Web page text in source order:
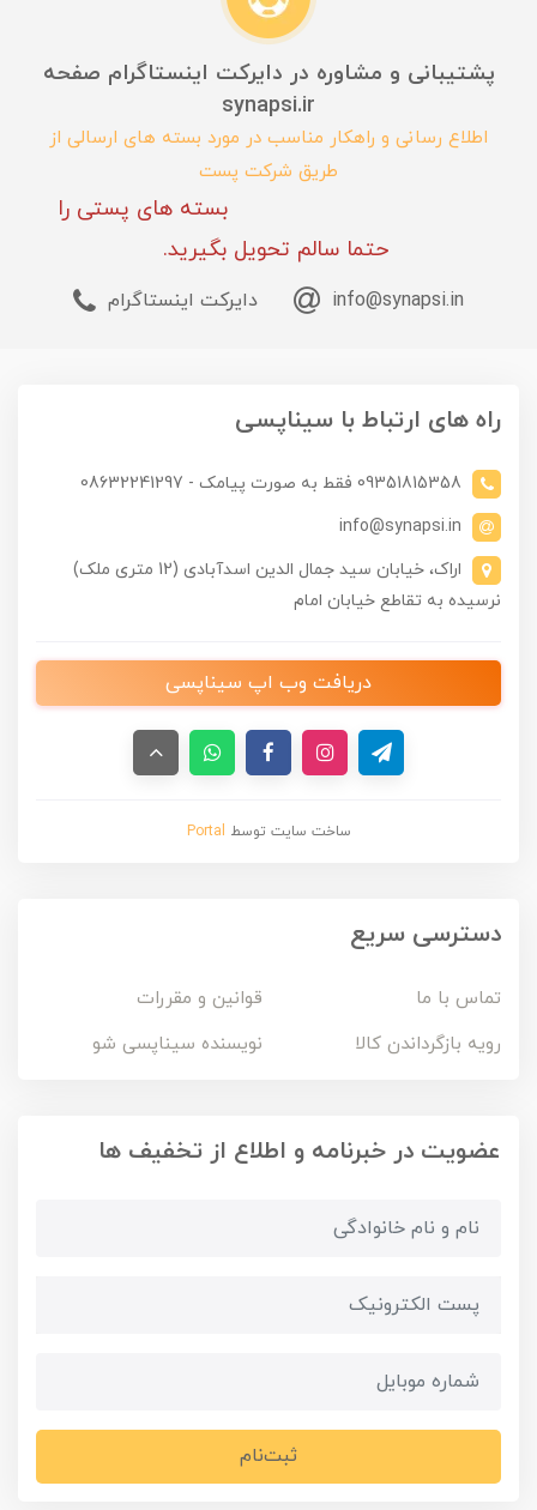
پشتیبانی و مشاوره در دایرکت اینستاگرام صفحه
synapsi.ir
اطلاع رسانی و راهکار مناسب در مورد بسته های ارسالی از
طریق شرکت پست
بسته های پستی را
حتما سالم تحویل بگیرید.
info@synapsi.in دایرکت اینستاگرام
راه های ارتباط با سیناپسی
09351815358 فقط به صورت پیامک - 08632241297
info@synapsi.in
اراک، خیابان سید جمال الدین اسدآبادی (12 متری ملک)
نرسیده به تقاطع خیابان امام
دریافت وب اپ سیناپسی
ساخت سایت توسط Portal
دسترسی سریع
تماس با ما
قوانین و مقررات
رویه بازگرداندن کالا
نویسنده سیناپسی شو
عضویت در خبرنامه و اطلاع از تخفیف ها
ثبت‌نام